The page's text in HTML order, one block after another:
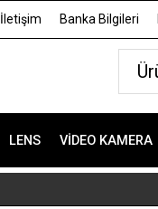
İletişim Banka Bilgileri
LENS VIDEO KAMERA